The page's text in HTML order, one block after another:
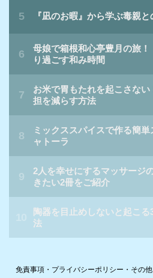
免責事項・プライバシーポリシー・その他